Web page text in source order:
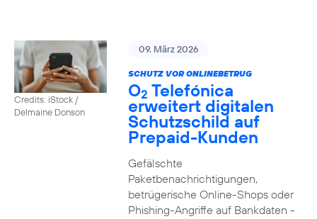
Credits: iStock /
Delmaine Donson
09. März 2026
SCHUTZ VOR ONLINEBETRUG
O2 Telefónica
erweitert digitalen
Schutzschild auf
Prepaid-Kunden
Gefälschte
Paketbenachrichtigungen,
betrügerische Online-Shops oder
Phishing-Angriffe auf Bankdaten -